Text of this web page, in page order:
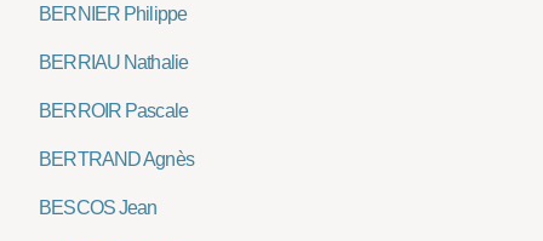
BERNIER Philippe
BERRIAU Nathalie
BERROIR Pascale
BERTRAND Agnès
BESCOS Jean